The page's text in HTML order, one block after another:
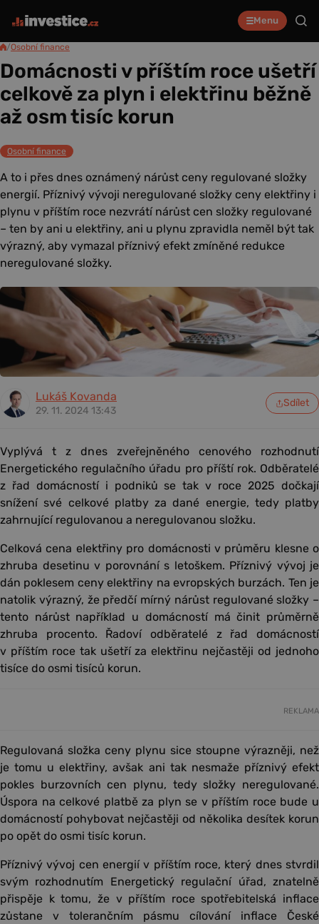
Menu
/Osobní finance
Domácnosti v příštím roce ušetří
celkově za plyn i elektřinu běžně
až osm tisíc korun
Osobní finance
A to i přes dnes oznámený nárůst ceny regulované složky
energií. Příznivý vývoji neregulované složky ceny elektřiny i
plynu v příštím roce nezvrátí nárůst cen složky regulované
– ten by ani u elektřiny, ani u plynu zpravidla neměl být tak
výrazný, aby vymazal příznivý efekt zmíněné redukce
neregulované složky.
Lukáš Kovanda
29. 11. 2024 13:43
Sdílet
Vyplývá t z dnes zveřejněného cenového rozhodnutí
Energetického regulačního úřadu pro příští rok. Odběratelé
z řad domácností i podniků se tak v roce 2025 dočkají
snížení své celkové platby za dané energie, tedy platby
zahrnující regulovanou a neregulovanou složku.
Celková cena elektřiny pro domácnosti v průměru klesne o
zhruba desetinu v porovnání s letoškem. Příznivý vývoj je
dán poklesem ceny elektřiny na evropských burzách. Ten je
natolik výrazný, že předčí mírný nárůst regulované složky –
tento nárůst například u domácností má činit průměrně
zhruba procento. Řadoví odběratelé z řad domácností
v příštím roce tak ušetří za elektřinu nejčastěji od jednoho
tisíce do osmi tisíců korun.
REKLAMA
Regulovaná složka ceny plynu sice stoupne výrazněji, než
je tomu u elektřiny, avšak ani tak nesmaže příznivý efekt
pokles burzovních cen plynu, tedy složky neregulované.
Úspora na celkové platbě za plyn se v příštím roce bude u
domácností pohybovat nejčastěji od několika desítek korun
po opět do osmi tisíc korun.
Příznivý vývoj cen energií v příštím roce, který dnes stvrdil
svým rozhodnutím Energetický regulační úřad, znatelně
přispěje k tomu, že v příštím roce spotřebitelská inflace
zůstane v tolerančním pásmu cílování inflace České